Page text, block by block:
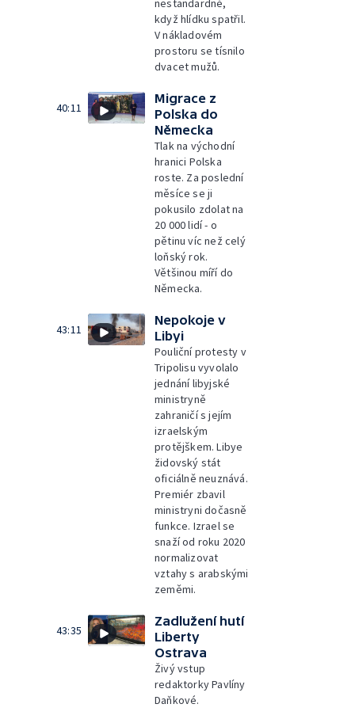
když hlídku spatřil.
V nákladovém
prostoru se tísnilo
dvacet mužů.
40:11
Migrace z
Polska do
Německa
Tlak na východní
hranici Polska
roste. Za poslední
měsíce se ji
pokusilo zdolat na
20 000 lidí - o
pětinu víc než celý
loňský rok.
Většinou míří do
Německa.
43:11
Nepokoje v
Libyi
Pouliční protesty v
Tripolisu vyvolalo
jednání libyjské
ministryně
zahraničí s jejím
izraelským
protějškem. Libye
židovský stát
oficiálně neuznává.
Premiér zbavil
ministryni dočasně
funkce. Izrael se
snaží od roku 2020
normalizovat
vztahy s arabskými
zeměmi.
43:35
Zadlužení hutí
Liberty
Ostrava
Živý vstup
redaktorky Pavlíny
Daňkové.